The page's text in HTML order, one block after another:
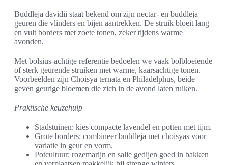
Buddleja davidii staat bekend om zijn nectar- en buddleja
geuren die vlinders en bijen aantrekken. De struik bloeit lang
en vult borders met zoete tonen, zeker tijdens warme
avonden.
Met bolsius-achtige referentie bedoelen we vaak bolbloeiende
of sterk geurende struiken met warme, kaarsachtige tonen.
Voorbeelden zijn Choisya ternata en Philadelphus, beide
geven geurige bloemen die zich in de avond laten ruiken.
Praktische keuzehulp
Stadstuinen: kies compacte lavendel en potten met tijm.
Grote borders: combineer buddleja met choisyas voor
variatie in geur en vorm.
Potcultuur: rozemarijn en salie gedijen goed in bakken